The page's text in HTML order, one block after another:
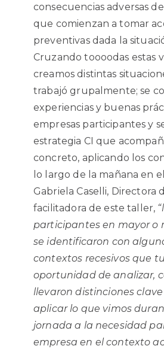
consecuencias adversas
que comienzan a tomar
preventivas dada la
Cruzando toooodas estas
creamos distintas
trabajó grupalmente; se
experiencias y buenas
empresas participantes y
estrategia CI que
concreto, aplicando los
lo largo de la mañana en
Gabriela Caselli, Directora
facilitadora de este taller,
participantes en mayor o
se identificaron con
contextos recesivos que
oportunidad de analizar,
llevaron distinciones
aplicar lo que vimos
jornada a la necesidad
empresa en el contexto